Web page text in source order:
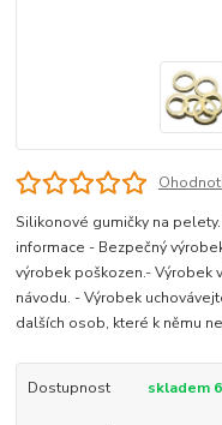
Silikonové gumičky na
informace - Bezpečný
výrobek poškozen.- Výrobek
návodu. - Výrobek
dalších osob, které k němu
Dostupnost skladem